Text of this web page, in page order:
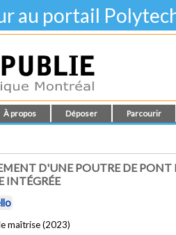
au portail
À propos Déposer Parcourir
D'UNE POUTRE DE
INTÉGRÉE
maîtrise (2023)